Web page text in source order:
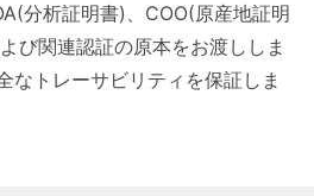
分析証明書)、COO(原産地証明
び関連認証の原本をお渡ししま
なトレーサビリティを保証しま